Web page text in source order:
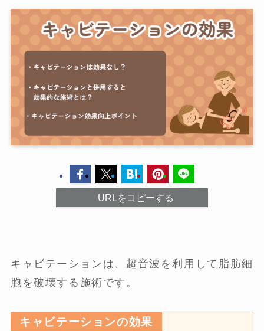
URLをコピーする
キャビテーションは、超音波を利用して脂肪細
胞を破壊する施術です。
キャビテーションの効果